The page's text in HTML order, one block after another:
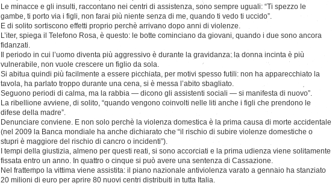
Le minacce e gli insulti, raccontano nei centri di assistenza, sono sempre uguali: “Ti spezzo le
gambe, ti porto via i figli, non farai più niente senza di me, quando ti vedo ti uccido”.
E di solito sortiscono effetti proprio perchè arrivano dopo anni di violenze.
L’iter, spiega il Telefono Rosa, è questo: le botte cominciano da giovani, quando i due sono ancora
fidanzati.
Il periodo in cui l’uomo diventa più aggressivo è durante la gravidanza: la donna incinta è più
vulnerabile, non vuole crescere un figlio da sola.
Si abitua quindi più facilmente a essere picchiata, per motivi spesso futili: non ha apparecchiato la
tavola, ha parlato troppo durante una cena, si è messa l’abito sbagliato.
Seguono periodi di calma, ma la rabbia — dicono gli assistenti sociali — si manifesta di nuovo”.
La ribellione avviene, di solito, “quando vengono coinvolti nelle liti anche i figli che prendono le
difese della madre”.
Denunciare conviene. E non solo perchè la violenza domestica è la prima causa di morte accidentale
(nel 2009 la Banca mondiale ha anche dichiarato che “il rischio di subire violenze domestiche o
stupri è maggiore del rischio di cancro o incidenti”).
I tempi della giustizia, almeno per questi reati, si sono accorciati e la prima udienza viene solitamente
fissata entro un anno. In quattro o cinque si può avere una sentenza di Cassazione.
Nel frattempo la vittima viene assistita: il piano nazionale antiviolenza varato a gennaio ha stanziato
20 milioni di euro per aprire 80 nuovi centri distribuiti in tutta Italia.